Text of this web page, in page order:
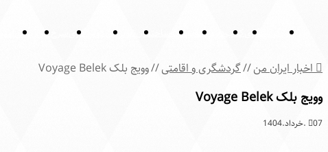
گردشگری کتاب داروخانه پوست ساختمان تلویزیون کولر گازی سرخ کن زیبایی
اخبار ایران من//گردشگری و اقامتی//وویج بلک Voyage Belek
وویج بلک Voyage Belek
07.خرداد.1404